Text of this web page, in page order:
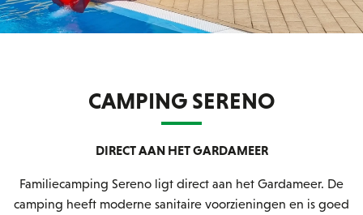
CAMPING SERENO
DIRECT AAN HET GARDAMEER
Familiecamping Sereno ligt direct aan het Gardameer. De
camping heeft moderne sanitaire voorzieningen en is goed